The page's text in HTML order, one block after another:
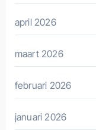
april 2026
maart 2026
februari 2026
januari 2026